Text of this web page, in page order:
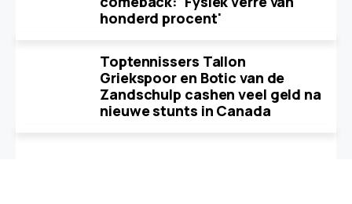
honderd procent'
Toptennissers Tallon
Griekspoor en Botic van de
Zandschulp cashen veel geld na
nieuwe stunts in Canada